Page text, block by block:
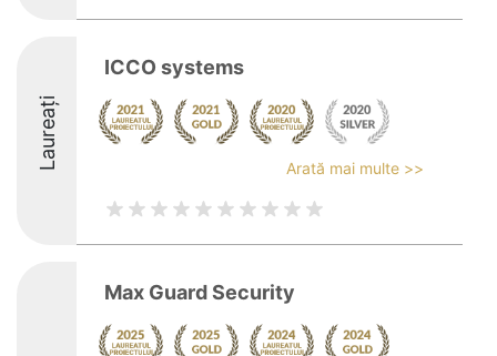
Laureați
ICCO systems
Arată mai multe >>
Max Guard Security